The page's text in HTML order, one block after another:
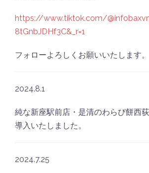
https://www.tiktok.com/
8tGnbJDHf3C&_r=1
フォローよろしくお願いいたします。
2024.8.1
純な新座駅前店・是清のわらび餅西
導入いたしました。
2024.7.25